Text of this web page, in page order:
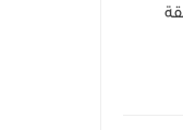
2 حلقة